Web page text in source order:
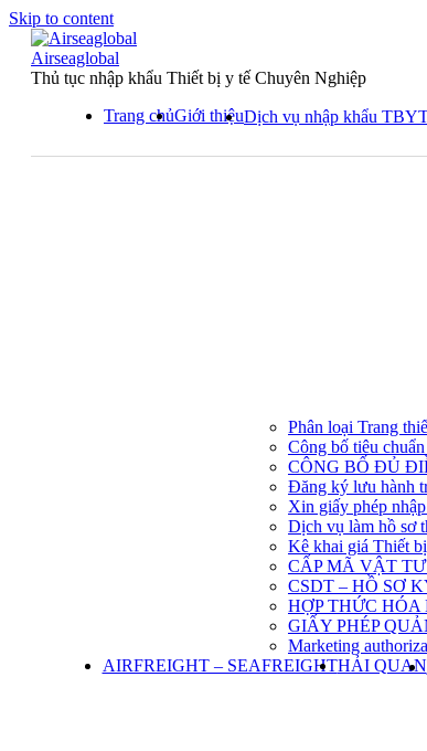
Skip to content
Airseaglobal
Thủ tục nhập khẩu Thiết bị y tế Chuyên Nghiệp
Trang chủGiới thiệuDịch vụ nhập khẩu
Phân loại Trang
Công bố tiêu
CÔNG BỐ ĐỦ
Đăng ký lưu hành
Xin giấy phép
Dịch vụ làm hồ sơ
Kê khai giá Thiết
CẤP MÃ VẬT
CSDT – HỒ SƠ
HỢP THỨC
GIẤY PHÉP
Marketing
AIRFREIGHT – SEAFREIGHTHẢI QUAN